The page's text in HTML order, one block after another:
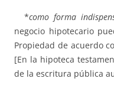
*como forma
negocio hipotecario
Propiedad de acuerdo
[En la hipoteca
de la escritura pública